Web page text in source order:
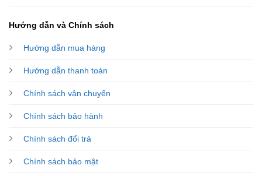
Hướng dẫn và Chính sách
Hướng dẫn mua hàng
Hướng dẫn thanh toán
Chính sách vận chuyển
Chính sách bảo hành
Chính sách đổi trả
Chính sách bảo mật